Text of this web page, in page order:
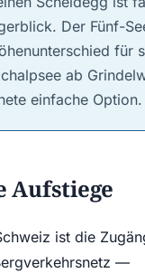
Der Fünf-
für
ab
einfache Option.
Aufstiege
ist die
—